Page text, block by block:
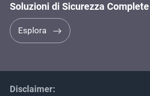
Soluzioni di Sicurezza Complete
Esplora
Disclaimer: